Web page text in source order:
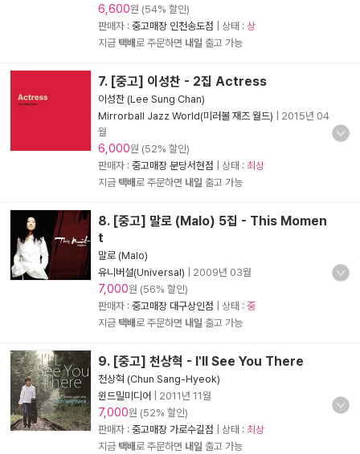
6,600원 (54% 할인)
판매자 : 중고매장 인천송도점 | 상태 : 상
지금 택배로 주문하면 내일 출고 가능
7. [중고] 이성찬 - 2집 Actress
이성찬 (Lee Sung Chan)
Mirrorball Jazz World(미러볼 재즈 월드)
2015년 04
월
6,000원 (52% 할인)
판매자 : 중고매장 분당서현점 | 상태 : 최상
지금 택배로 주문하면 내일 출고 가능
8. [중고] 말로 (Malo) 5집 - This Momen
t
말로 (Malo)
유니버설(Universal)
2009년 03월
7,000원 (56% 할인)
판매자 : 중고매장 대구상인점 | 상태 : 중
지금 택배로 주문하면 내일 출고 가능
9. [중고] 천상혁 - I'll See You There
천상혁 (Chun Sang-Hyeok)
윈드밀미디어
2011년 11월
7,000원 (52% 할인)
판매자 : 중고매장 가로수길점 | 상태 : 최상
지금 택배로 주문하면 내일 출고 가능